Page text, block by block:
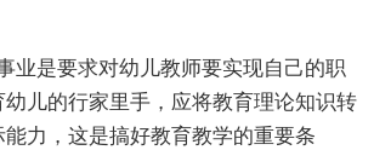
业是要求对幼儿教师要实现自己的职
儿的行家里手，应将教育理论知识转
力，这是搞好教育教学的重要条